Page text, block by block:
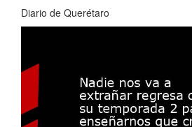
Diario de Querétaro